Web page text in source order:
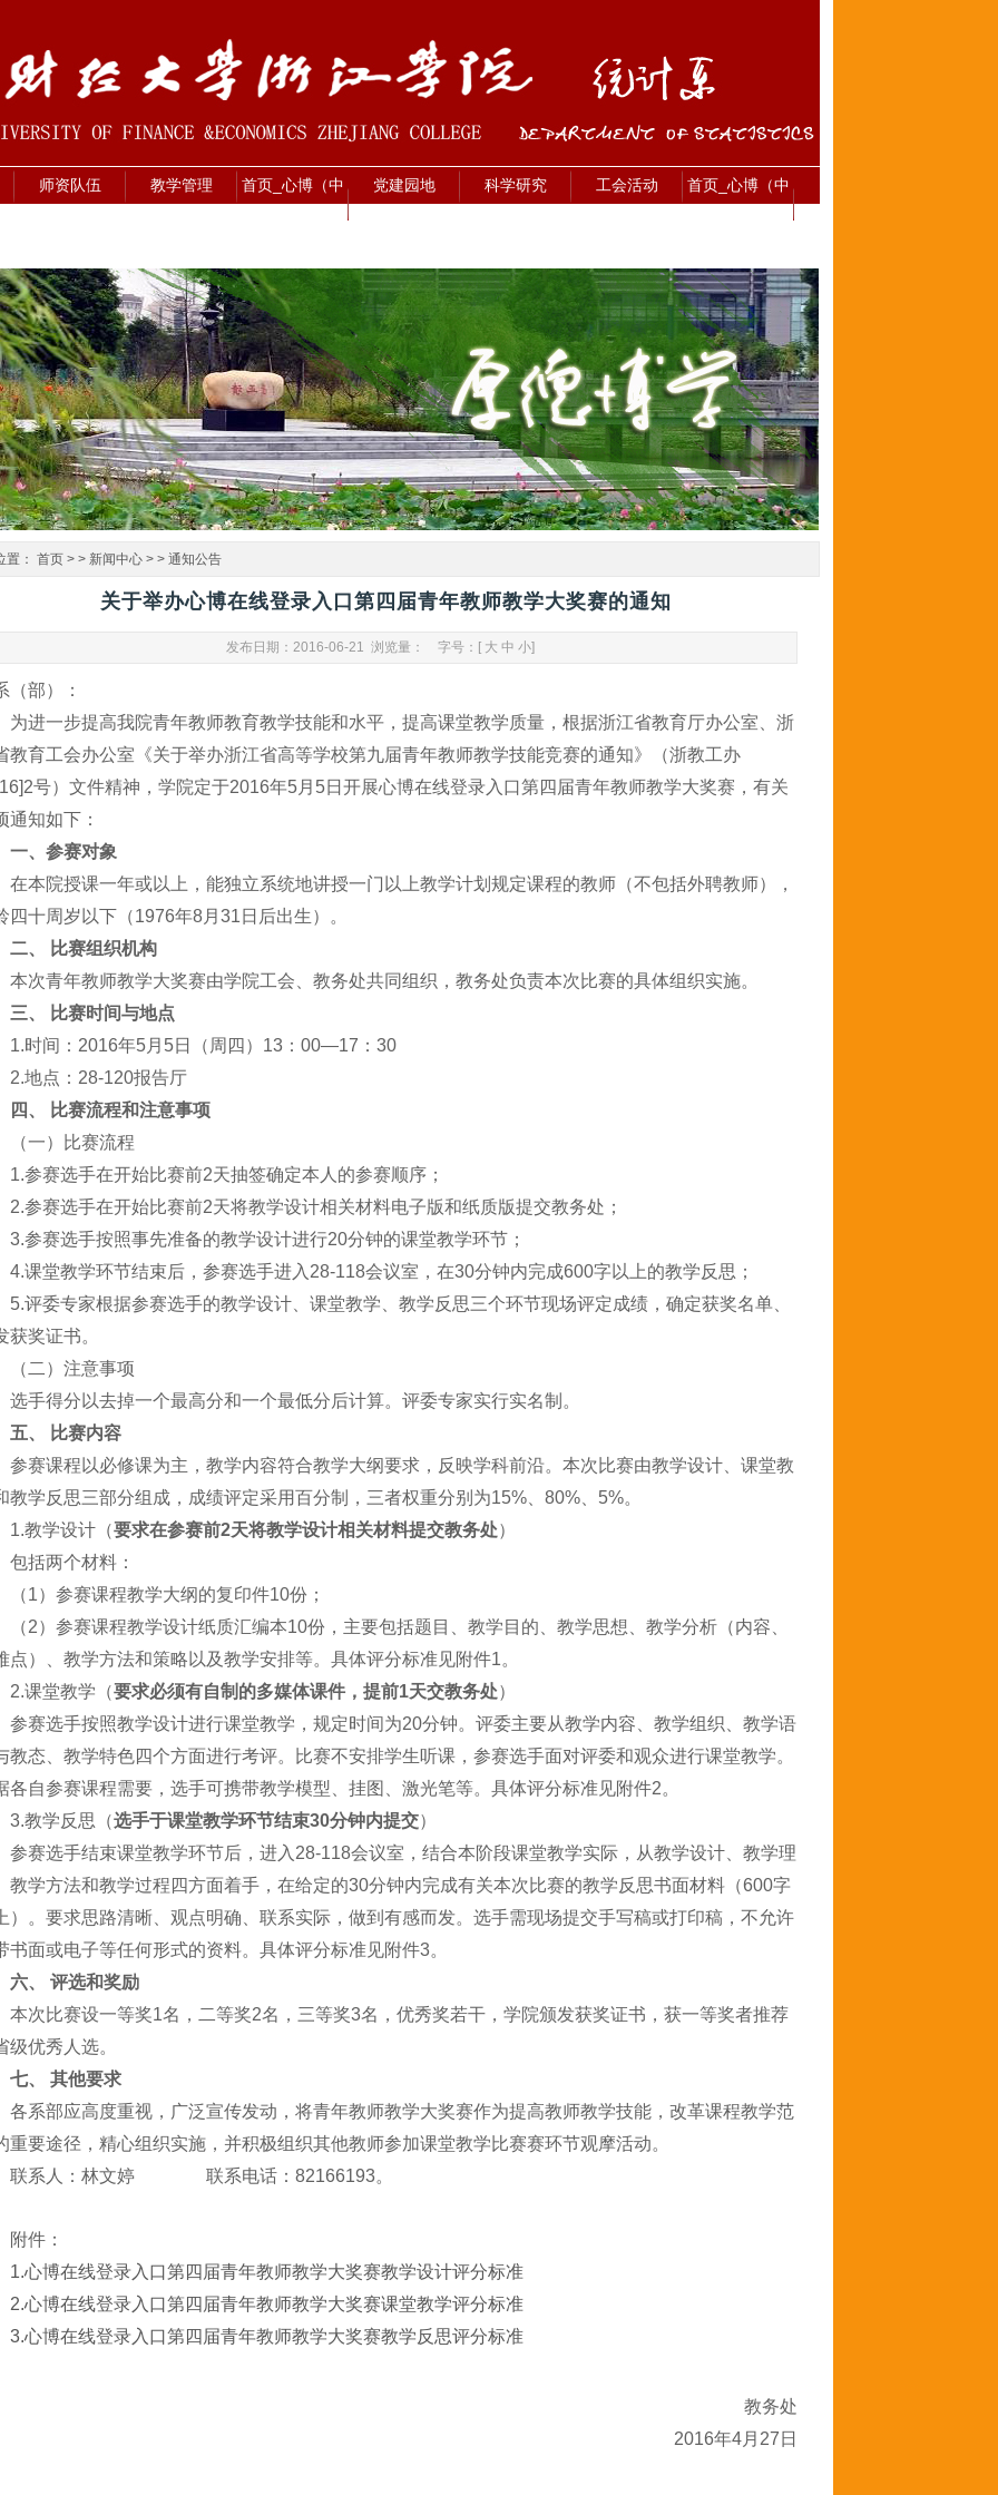
师资队伍 教学管理 首页_心博（中 党建园地 科学研究 工会活动 首页_心博（中
置： 首页 > > 新闻中心 > > 通知公告
关于举办心博在线登录入口第四届青年教师教学大奖赛的通知
发布日期：2016-06-21 浏览量： 字号：[ 大 中 小]
（部）：
为进一步提高我院青年教师教育教学技能和水平，提高课堂教学质量，根据浙江省教育厅办公室、浙
教育工会办公室《关于举办浙江省高等学校第九届青年教师教学技能竞赛的通知》（浙教工办
号）文件精神，学院定于2016年5月5日开展心博在线登录入口第四届青年教师教学大奖赛，有关
通知如下：
一、参赛对象
在本院授课一年或以上，能独立系统地讲授一门以上教学计划规定课程的教师（不包括外聘教师），
四十周岁以下（1976年8月31日后出生）。
二、
比赛组织机构
本次青年教师教学大奖赛由学院工会、教务处共同组织，教务处负责本次比赛的具体组织实施。
三、
比赛时间与地点
1.时间：2016年5月5日（周四）13：00—17：30
2.地点：28-120报告厅
四、
比赛流程和注意事项
（一）比赛流程
1.参赛选手在开始比赛前2天抽签确定本人的参赛顺序；
2.参赛选手在开始比赛前2天将教学设计相关材料电子版和纸质版提交教务处；
3.参赛选手按照事先准备的教学设计进行20分钟的课堂教学环节；
4.课堂教学环节结束后，参赛选手进入28-118会议室，在30分钟内完成600字以上的教学反思；
5.评委专家根据参赛选手的教学设计、课堂教学、教学反思三个环节现场评定成绩，确定获奖名单、
获奖证书。
（二）注意事项
选手得分以去掉一个最高分和一个最低分后计算。评委专家实行实名制。
五、
比赛内容
参赛课程以必修课为主，教学内容符合教学大纲要求，反映学科前沿。本次比赛由教学设计、课堂教
教学反思三部分组成，成绩评定采用百分制，三者权重分别为15%、80%、5%。
1.教学设计（要求在参赛前2天将教学设计相关材料提交教务处）
包括两个材料：
（1）参赛课程教学大纲的复印件10份；
（2）参赛课程教学设计纸质汇编本10份，主要包括题目、教学目的、教学思想、教学分析（内容、
点）、教学方法和策略以及教学安排等。具体评分标准见附件1。
2.课堂教学（要求必须有自制的多媒体课件，提前1天交教务处）
参赛选手按照教学设计进行课堂教学，规定时间为20分钟。评委主要从教学内容、教学组织、教学语
教态、教学特色四个方面进行考评。比赛不安排学生听课，参赛选手面对评委和观众进行课堂教学。
各自参赛课程需要，选手可携带教学模型、挂图、激光笔等。具体评分标准见附件2。
3.教学反思（选手于课堂教学环节结束30分钟内提交）
参赛选手结束课堂教学环节后，进入28-118会议室，结合本阶段课堂教学实际，从教学设计、教学理
教学方法和教学过程四方面着手，在给定的30分钟内完成有关本次比赛的教学反思书面材料（600字
）。要求思路清晰、观点明确、联系实际，做到有感而发。选手需现场提交手写稿或打印稿，不允许
书面或电子等任何形式的资料。具体评分标准见附件3。
六、评选和奖励
本次比赛设一等奖1名，二等奖2名，三等奖3名，优秀奖若干，学院颁发获奖证书，获一等奖者推荐
级优秀人选。
七、其他要求
各系部应高度重视，广泛宣传发动，将青年教师教学大奖赛作为提高教师教学技能，改革课程教学范
重要途径，精心组织实施，并积极组织其他教师参加课堂教学比赛赛环节观摩活动。
联系人：林文婷 联系电话：82166193。
附件：
1.心博在线登录入口第四届青年教师教学大奖赛教学设计评分标准
2.心博在线登录入口第四届青年教师教学大奖赛课堂教学评分标准
3.心博在线登录入口第四届青年教师教学大奖赛教学反思评分标准
教务处
2016年4月27日